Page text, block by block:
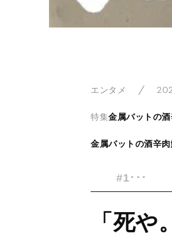
エンタメ
特集金属バットの
金属バットの酒辛
#1･･･
「死